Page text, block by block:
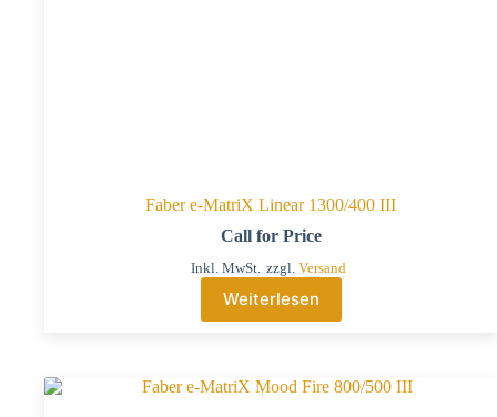
Faber e-MatriX Linear 1300/400 III
Call for Price
Inkl. MwSt. zzgl. Versand
Weiterlesen